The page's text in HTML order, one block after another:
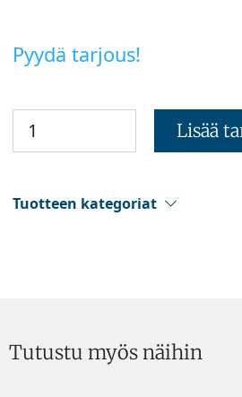
Pyydä tarjous!
Lisää
Tuotteen kategoriat
Tutustu myös näihin